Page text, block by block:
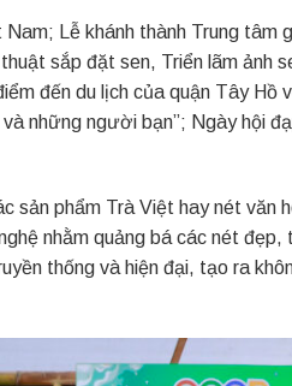
Lễ khánh thành Trung tâm
sắp đặt sen, Triển lãm ảnh
đến du lịch của quận Tây Hồ
những người bạn”; Ngày hội
sản phẩm Trà Việt hay nét văn
nhằm quảng bá các nét đẹp,
thống và hiện đại, tạo ra